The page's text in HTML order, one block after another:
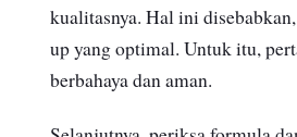
kualitasnya. Hal ini
up yang optimal. Untuk itu,
berbahaya dan aman.